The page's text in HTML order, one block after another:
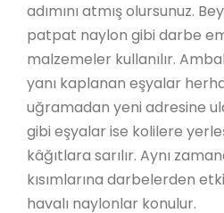
adımını atmış olursunuz.
patpat naylon gibi darbe
malzemeler kullanılır.
yanı kaplanan eşyalar
uğramadan yeni adresine
gibi eşyalar ise kolilere
kâğıtlara sarılır. Aynı
kısımlarına darbelerden
havalı naylonlar konulur.